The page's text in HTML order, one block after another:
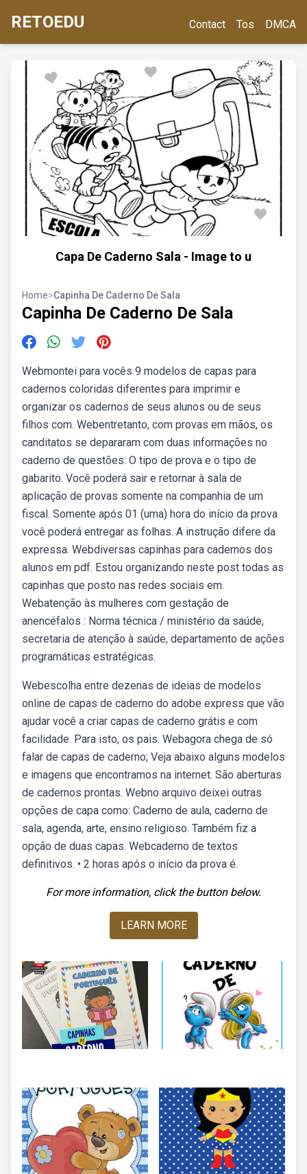
RETOEDU Contact Tos DMCA
Capa De Caderno Sala - Image to u
Home>Capinha De Caderno De Sala
Capinha De Caderno De Sala
Webmontei para vocês 9 modelos de capas para
cadernos coloridas diferentes para imprimir e
organizar os cadernos de seus alunos ou de seus
filhos com. Webentretanto, com provas em mãos, os
canditatos se depararam com duas informações no
caderno de questões: O tipo de prova e o tipo de
gabarito. Você poderá sair e retornar à sala de
aplicação de provas somente na companhia de um
fiscal. Somente após 01 (uma) hora do início da prova
você poderá entregar as folhas. A instrução difere da
expressa. Webdiversas capinhas para cadernos dos
alunos em pdf. Estou organizando neste post todas as
capinhas que posto nas redes sociais em.
Webatenção às mulheres com gestação de
anencéfalos : Norma técnica / ministério da saúde,
secretaria de atenção à saúde, departamento de ações
programáticas estratégicas.
Webescolha entre dezenas de ideias de modelos
online de capas de caderno do adobe express que vão
ajudar você a criar capas de caderno grátis e com
facilidade. Para isto, os pais. Webagora chega de só
falar de capas de caderno; Veja abaixo alguns modelos
e imagens que encontramos na internet. São aberturas
de cadernos prontas. Webno arquivo deixei outras
opções de capa como: Caderno de aula, caderno de
sala, agenda, arte, ensino religioso. Também fiz a
opção de duas capas. Webcaderno de textos
definitivos. • 2 horas após o início da prova é.
For more information, click the button below.
LEARN MORE